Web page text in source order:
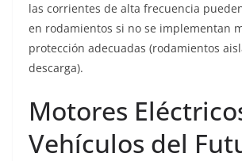
las corrientes de alta frecuencia
en rodamientos si no se implementan
protección adecuadas (rodamientos
descarga).
Motores
Vehículos del